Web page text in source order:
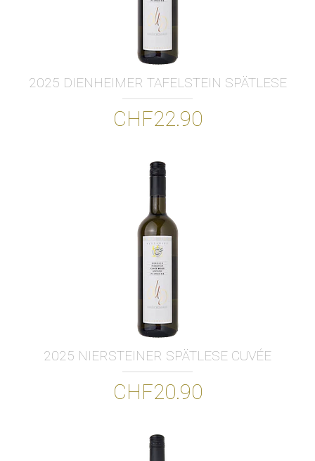
2025 DIENHEIMER TAFELSTEIN SPÄTLESE
CHF22.90
2025 NIERSTEINER SPÄTLESE CUVÉE
CHF20.90